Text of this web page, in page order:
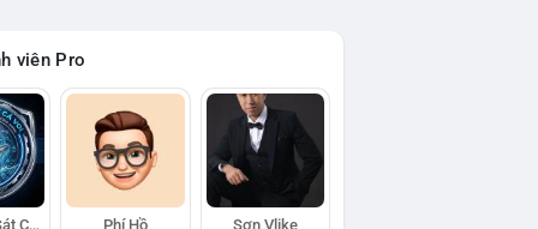
viên Pro
Đội Trinh Sát Cá Voi Phí Hồ Sơn Vlike